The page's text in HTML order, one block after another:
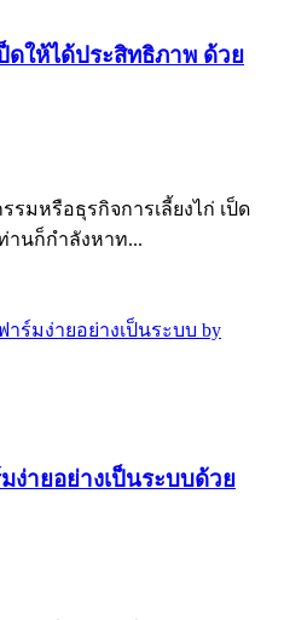
ดให้ได้ประสิทธิภาพ ด้วย
มหรือธุรกิจการเลี้ยงไก่ เป็ด
านก็กำลังหาท...
ายอย่างเป็นระบบด้วย